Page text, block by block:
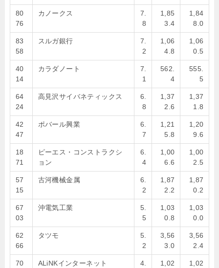
80
76
カノークス
7.
8
1,85
3.4
1,84
8.0
83
58
スルガ銀行
7.
2
1,06
4.8
1,06
0.5
40
14
カラダノート
7.
1
562.
4
555.
5
64
24
高見沢サイバネティックス
6.
8
1,37
2.6
1,37
1.8
42
47
ポバール興業
6.
7
1,21
5.8
1,20
9.6
18
71
ピーエス・コンストラクシ
ョン
6.
4
1,00
6.6
1,00
2.5
57
15
古河機械金属
6.
2
1,87
2.2
1,87
0.2
67
03
沖電気工業
5.
5
1,03
0.8
1,03
0.0
62
66
タツモ
5.
2
3,56
3.0
3,56
2.4
70
ALiNKインターネット
4.
1,02
1,02